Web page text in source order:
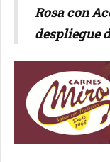
Rosa con
despliegue